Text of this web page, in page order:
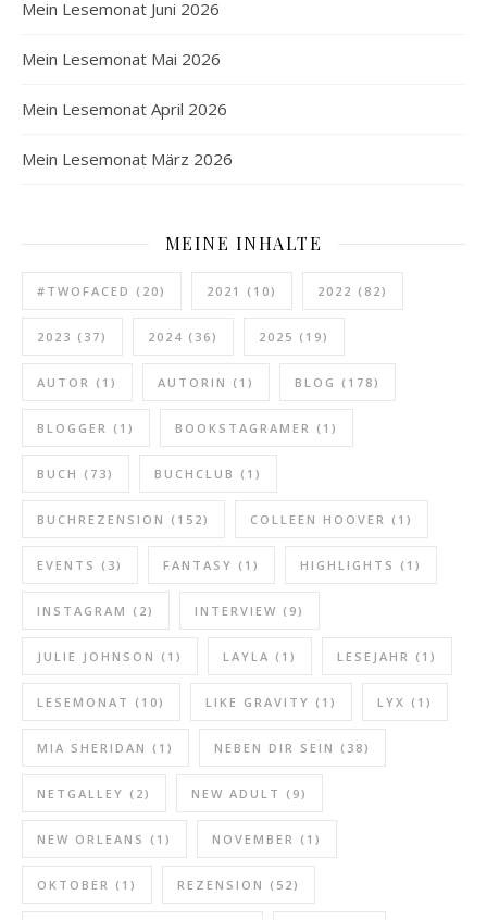
Mein Lesemonat Juni 2026
Mein Lesemonat Mai 2026
Mein Lesemonat April 2026
Mein Lesemonat März 2026
MEINE INHALTE
#TWOFACED (20) 2021 (10) 2022 (82)
2023 (37) 2024 (36) 2025 (19)
AUTOR (1) AUTORIN (1) BLOG (178)
BLOGGER (1) BOOKSTAGRAMER (1)
BUCH (73) BUCHCLUB (1)
BUCHREZENSION (152) COLLEEN HOOVER (1)
EVENTS (3) FANTASY (1) HIGHLIGHTS (1)
INSTAGRAM (2) INTERVIEW (9)
JULIE JOHNSON (1) LAYLA (1) LESEJAHR (1)
LESEMONAT (10) LIKE GRAVITY (1) LYX (1)
MIA SHERIDAN (1) NEBEN DIR SEIN (38)
NETGALLEY (2) NEW ADULT (9)
NEW ORLEANS (1) NOVEMBER (1)
OKTOBER (1) REZENSION (52)